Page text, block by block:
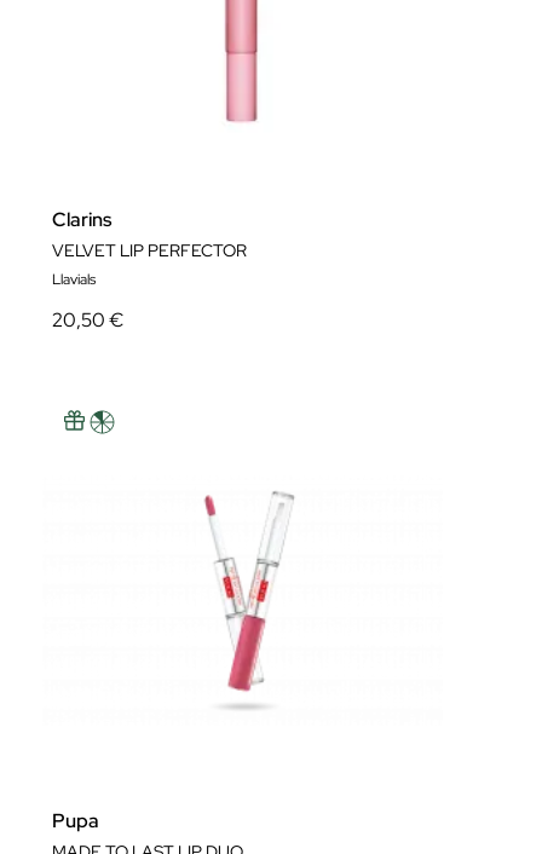
Clarins
VELVET LIP PERFECTOR
Llavials
20,50 €
Pupa